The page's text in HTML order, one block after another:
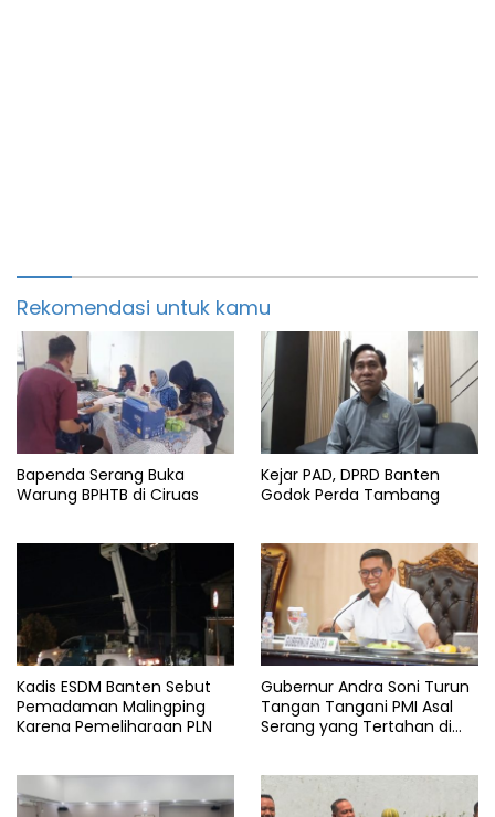
Rekomendasi untuk kamu
Bapenda Serang Buka
Warung BPHTB di Ciruas
Kejar PAD, DPRD Banten
Godok Perda Tambang
Kadis ESDM Banten Sebut
Pemadaman Malingping
Karena Pemeliharaan PLN
Gubernur Andra Soni Turun
Tangan Tangani PMI Asal
Serang yang Tertahan di